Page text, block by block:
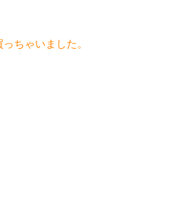
ちゃいました。